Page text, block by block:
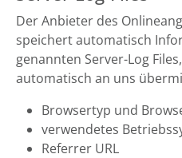
Der Anbieter des
speichert automatisch
genannten Server-Log
automatisch an uns
Browsertyp und
verwendetes
Referrer URL